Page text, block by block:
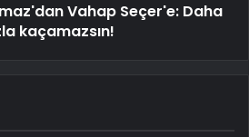
Vahap Seçer'e: Daha
kaçamazsın!